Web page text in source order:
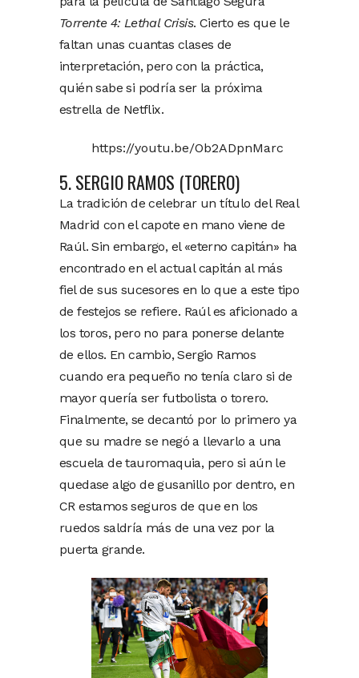
Torrente 4: Lethal Crisis. Cierto es que le
faltan unas cuantas clases de
interpretación, pero con la práctica,
quién sabe si podría ser la próxima
estrella de Netflix.
https://youtu.be/Ob2ADpnMarc
5. SERGIO RAMOS (TORERO)
La tradición de celebrar un título del Real
Madrid con el capote en mano viene de
Raúl. Sin embargo, el «eterno capitán» ha
encontrado en el actual capitán al más
fiel de sus sucesores en lo que a este tipo
de festejos se refiere. Raúl es aficionado a
los toros, pero no para ponerse delante
de ellos. En cambio, Sergio Ramos
cuando era pequeño no tenía claro si de
mayor quería ser futbolista o torero.
Finalmente, se decantó por lo primero ya
que su madre se negó a llevarlo a una
escuela de tauromaquia, pero si aún le
quedase algo de gusanillo por dentro, en
CR estamos seguros de que en los
ruedos saldría más de una vez por la
puerta grande.